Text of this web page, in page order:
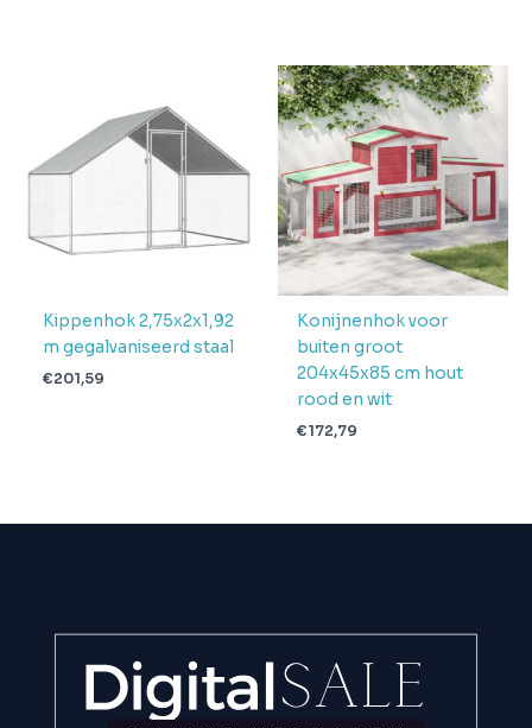
Kippenhok 2,75x2x1,92
m gegalvaniseerd staal
€201,59
Konijnenhok voor
buiten groot
204x45x85 cm hout
rood en wit
€172,79